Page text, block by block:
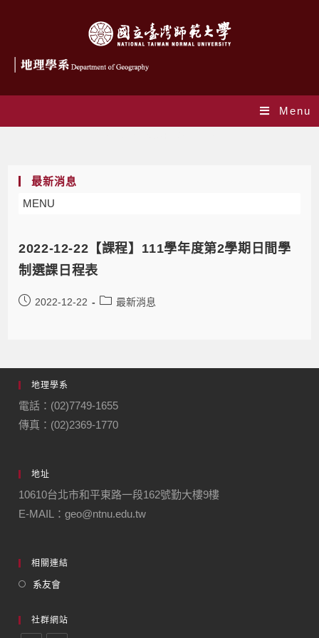
Menu
最新消息
MENU
2022-12-22【課程】111學年度第2學期日間學
制選課日程表
2022-12-22 最新消息
地理學系
電話：(02)7749-1655
傳真：(02)2369-1770
地址
10610台北市和平東路一段162號勤大樓9樓
E-MAIL：geo@ntnu.edu.tw
相關連結
系友會
社群網站